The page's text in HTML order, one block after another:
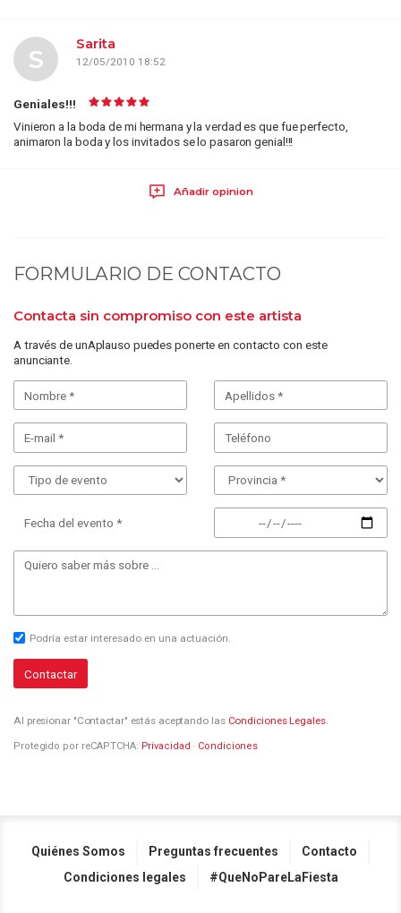
Sarita
12/05/2010 18:52
S
Geniales!!!
Vinieron a la boda de mi hermana y la verdad es que fue perfecto,
animaron la boda y los invitados se lo pasaron genial!!!
Añadir opinion
FORMULARIO DE CONTACTO
Contacta sin compromiso con este artista
A través de unAplauso puedes ponerte en contacto con este
anunciante.
Fecha del evento *
Podría estar interesado en una actuación.
Contactar
Al presionar "Contactar" estás aceptando las Condiciones Legales.
Protegido por reCAPTCHA: Privacidad · Condiciones
Quiénes Somos Preguntas frecuentes
Contacto
Condiciones legales
#QueNoPareLaFiesta